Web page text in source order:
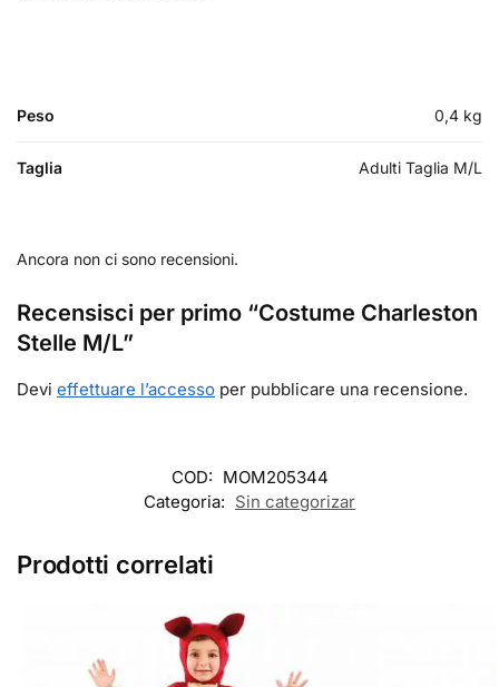
Peso 0,4 kg
Taglia Adulti Taglia M/L
Ancora non ci sono recensioni.
Recensisci per primo “Costume Charleston
Stelle M/L”
Devi effettuare l’accesso per pubblicare una recensione.
COD: MOM205344
Categoria: Sin categorizar
Prodotti correlati